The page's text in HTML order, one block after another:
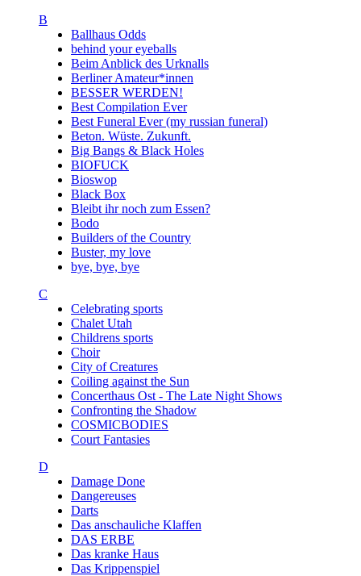
B
Ballhaus Odds
behind your eyeballs
Beim Anblick des Urknalls
Berliner Amateur*innen
BESSER WERDEN!
Best Compilation Ever
Best Funeral Ever (my russian funeral)
Beton. Wüste. Zukunft.
Big Bangs & Black Holes
BIOFUCK
Bioswop
Black Box
Bleibt ihr noch zum Essen?
Bodo
Builders of the Country
Buster, my love
bye, bye, bye
C
Celebrating sports
Chalet Utah
Childrens sports
Choir
City of Creatures
Coiling against the Sun
Concerthaus Ost - The Late Night Shows
Confronting the Shadow
COSMICBODIES
Court Fantasies
D
Damage Done
Dangereuses
Darts
Das anschauliche Klaffen
DAS ERBE
Das kranke Haus
Das Krippenspiel